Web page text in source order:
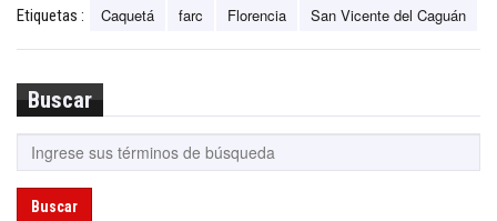
Etiquetas : Caquetá farc Florencia San Vicente del Caguán
Buscar
Buscar